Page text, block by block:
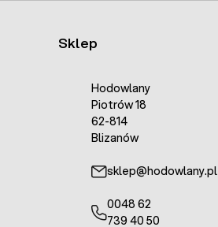
Sklep
Hodowlany
Piotrów 18
62-814
Blizanów
sklep@hodowlany.pl
0048 62
739 40 50